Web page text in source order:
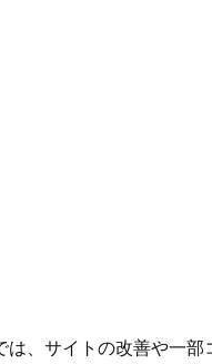
は、サイトの改善や一部